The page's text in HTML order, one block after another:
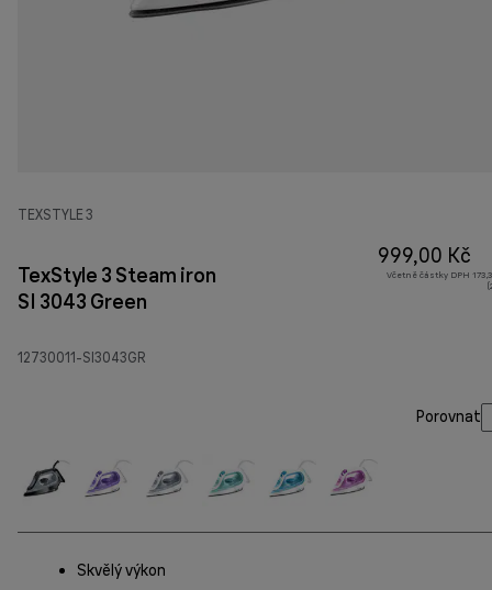
TEXSTYLE 3
TexStyle 3 Steam iron
SI 3043 Green
12730011-SI3043GR
999,00 Kč
Včetně částky DPH
Porovnat
Skvělý výkon